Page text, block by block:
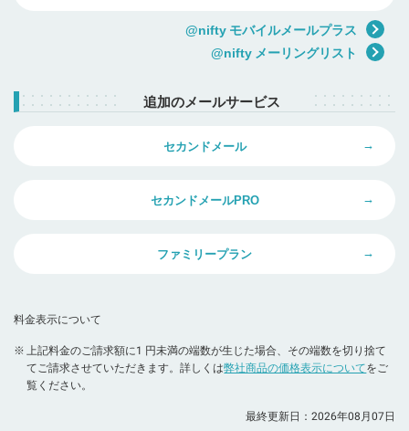
@nifty モバイルメールプラス
@nifty メーリングリスト
追加のメールサービス
セカンドメール
セカンドメールPRO
ファミリープラン
料金表示について
※ 上記料金のご請求額に1 円未満の端数が生じた場合、その端数を切り捨て
てご請求させていただきます。詳しくは弊社商品の価格表示についてをご
覧ください。
最終更新日： 2026年08月07日